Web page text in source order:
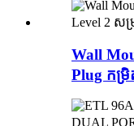
Wall
Plug កម្